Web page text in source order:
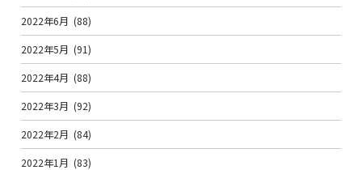
2022年6月 (88)
2022年5月 (91)
2022年4月 (88)
2022年3月 (92)
2022年2月 (84)
2022年1月 (83)